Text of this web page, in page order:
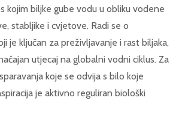
kojim biljke gube vodu u obliku vodene
stabljike i cvjetove. Radi se o
je ključan za preživljavanje i rast biljaka,
utjecaj na globalni vodni ciklus. Za
koje se odvija s bilo koje
je aktivno reguliran biološki